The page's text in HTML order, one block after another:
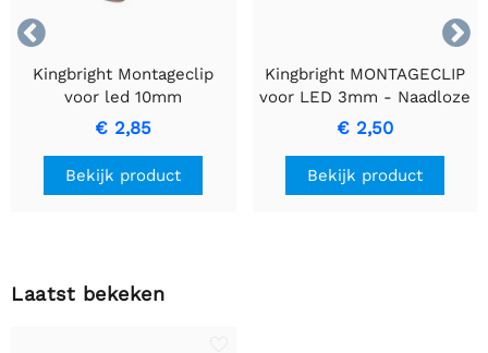


Kingbright Montageclip
voor led 10mm
€ 2,85
Bekijk product
Kingbright MONTAGECLIP
voor LED 3mm - Naadloze
Installatie en Stabiliteit
€ 2,50
Bekijk product
Laatst bekeken